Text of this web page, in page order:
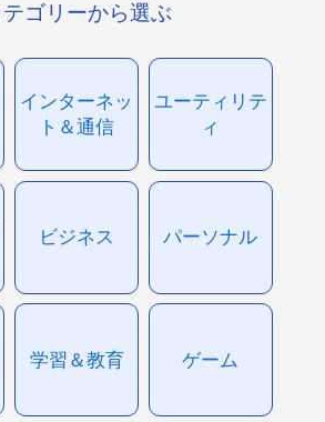
テゴリーから選ぶ
インターネッ
ト＆通信
ユーティリテ
ィ
ビジネス パーソナル
学習＆教育 ゲーム